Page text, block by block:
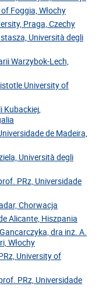
Foggia, Włochy
Praga, Czechy
Università degli
Warzybok-Lech,
University of
Kubackiej,
de Madeira,
Università degli
PRz, Universidade
Chorwacja
Alicante, Hiszpania
dra inż. A.
Włochy
University of
PRz, Universidade